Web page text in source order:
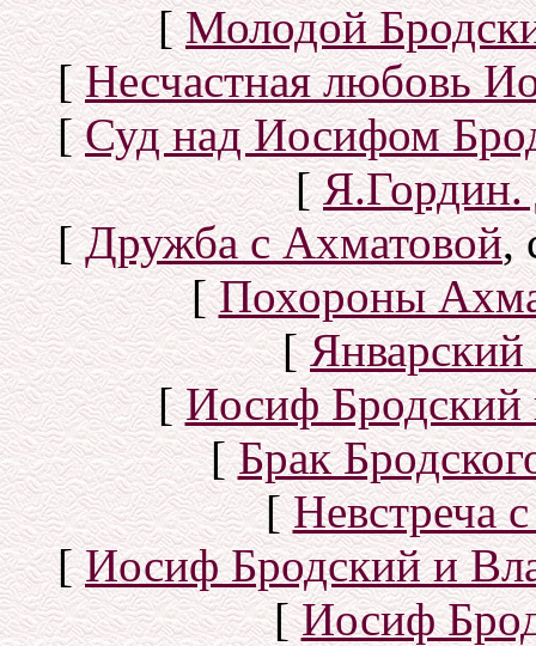
[Молодой
[Несчастная любовь
[Суд над Иосифом
[Я.Гордин.
[Дружба с Ахматовой,
[Похороны
[Январский
[Иосиф Бродский
[Брак
[Невстреча
[Иосиф Бродский и
[Иосиф